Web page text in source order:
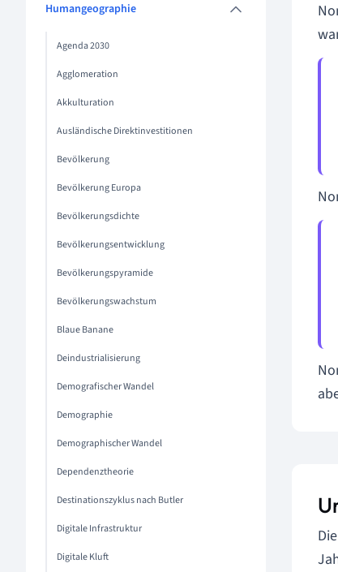
Humangeographie
Agenda 2030
Agglomeration
Akkulturation
Ausländische Direktinvestitionen
Bevölkerung
Bevölkerung Europa
Bevölkerungsdichte
Bevölkerungsentwicklung
Bevölkerungspyramide
Bevölkerungswachstum
Blaue Banane
Deindustrialisierung
Demografischer Wandel
Demographie
Demographischer Wandel
Dependenztheorie
Destinationszyklus nach Butler
Digitale Infrastruktur
Digitale Kluft